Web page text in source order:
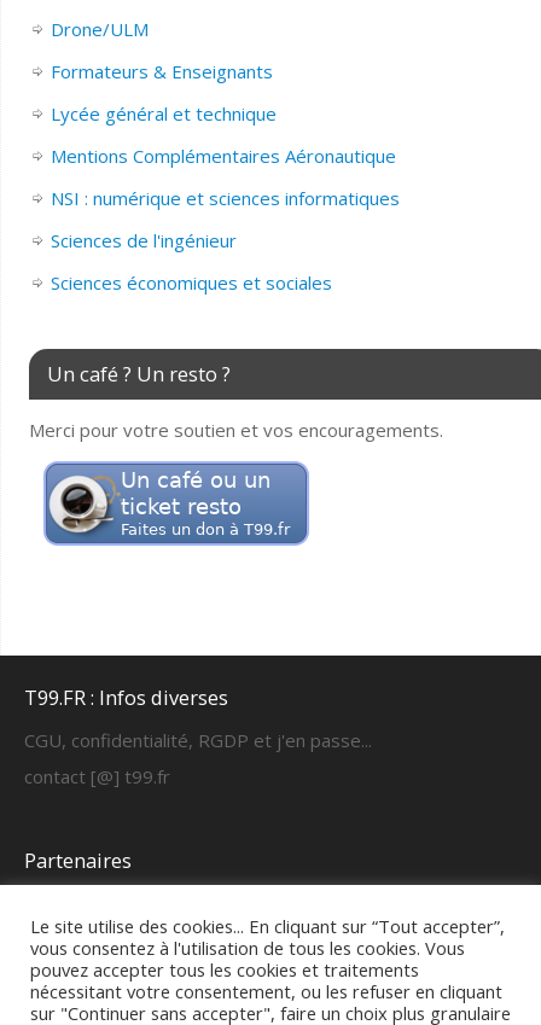
Drone/ULM
Formateurs & Enseignants
Lycée général et technique
Mentions Complémentaires Aéronautique
NSI : numérique et sciences informatiques
Sciences de l'ingénieur
Sciences économiques et sociales
Un café ? Un resto ?
Merci pour votre soutien et vos encouragements.
T99.FR : Infos diverses
CGU, confidentialité, RGDP et j'en passe...
contact [@] t99.fr
Partenaires
FAQ & fonctionnement
Le site utilise des cookies... En cliquant sur “Tout accepter”,
vous consentez à l'utilisation de tous les cookies. Vous
pouvez accepter tous les cookies et traitements
nécessitant votre consentement, ou les refuser en cliquant
sur "Continuer sans accepter", faire un choix plus granulaire